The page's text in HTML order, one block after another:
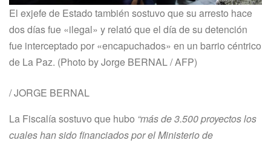
El exjefe de Estado también sostuvo que su arresto hace
dos días fue «ilegal» y relató que el día de su detención
fue interceptado por «encapuchados» en un barrio céntrico
de La Paz. (Photo by Jorge BERNAL / AFP)
/JORGE BERNAL
La Fiscalía sostuvo que hubo “más de 3.500 proyectos los
cuales han sido financiados por el Ministerio de